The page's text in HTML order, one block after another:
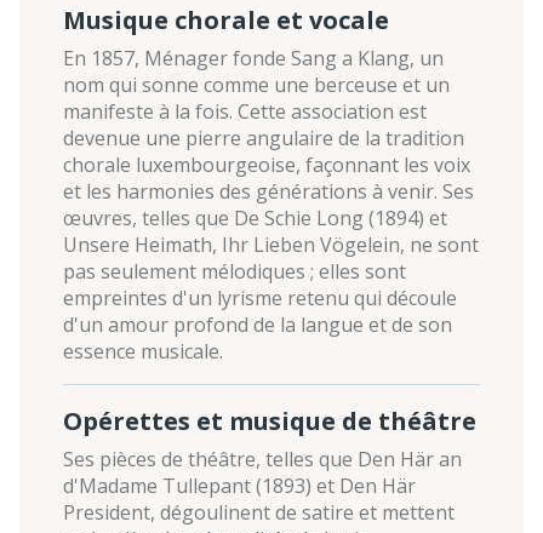
Musique chorale et vocale
En 1857, Ménager fonde Sang a Klang, un
nom qui sonne comme une berceuse et un
manifeste à la fois. Cette association est
devenue une pierre angulaire de la tradition
chorale luxembourgeoise, façonnant les voix
et les harmonies des générations à venir. Ses
œuvres, telles que De Schie Long (1894) et
Unsere Heimath, Ihr Lieben Vögelein, ne sont
pas seulement mélodiques ; elles sont
empreintes d'un lyrisme retenu qui découle
d'un amour profond de la langue et de son
essence musicale.
Opérettes et musique de théâtre
Ses pièces de théâtre, telles que Den Här an
d'Madame Tullepant (1893) et Den Här
President, dégoulinent de satire et mettent